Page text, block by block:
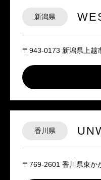
新潟県
〒943-0173 新潟県上越
香川県
〒769-2601 香川県東か